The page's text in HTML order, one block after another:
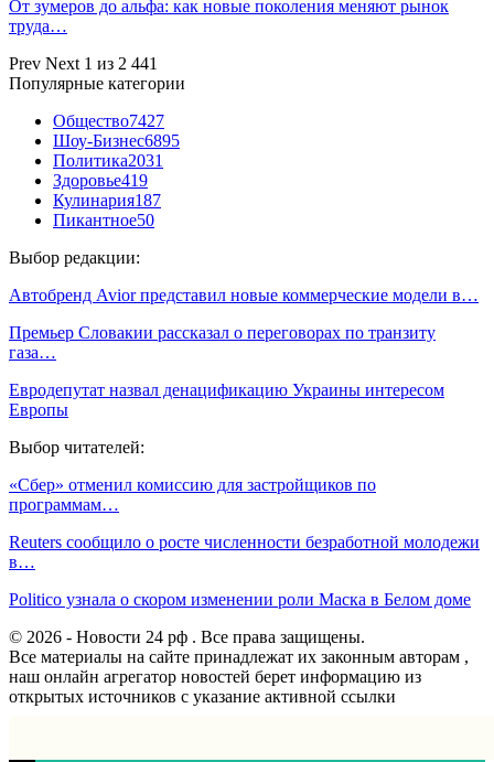
От зумеров до альфа: как новые поколения меняют рынок
труда…
Prev Next 1 из 2 441
Популярные категории
Общество7427
Шоу-Бизнес6895
Политика2031
Здоровье419
Кулинария187
Пикантное50
Выбор редакции:
Автобренд Avior представил новые коммерческие модели в…
Премьер Словакии рассказал о переговорах по транзиту
газа…
Евродепутат назвал денацификацию Украины интересом
Европы
Выбор читателей:
«Сбер» отменил комиссию для застройщиков по
программам…
Reuters сообщило о росте численности безработной молодежи
в…
Politico узнала о скором изменении роли Маска в Белом доме
© 2026 - Новости 24 рф . Все права защищены.
Все материалы на сайте принадлежат их законным авторам ,
наш онлайн агрегатор новостей берет информацию из
открытых источников с указание активной ссылки